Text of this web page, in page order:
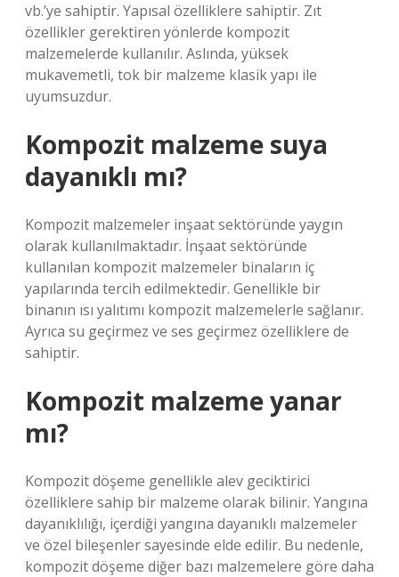
vb.’ye sahiptir. Yapısal özelliklere sahiptir. Zıt
özellikler gerektiren yönlerde kompozit
malzemelerde kullanılır. Aslında, yüksek
mukavemetli, tok bir malzeme klasik yapı ile
uyumsuzdur.
Kompozit malzeme suya
dayanıklı mı?
Kompozit malzemeler inşaat sektöründe yaygın
olarak kullanılmaktadır. İnşaat sektöründe
kullanılan kompozit malzemeler binaların iç
yapılarında tercih edilmektedir. Genellikle bir
binanın ısı yalıtımı kompozit malzemelerle sağlanır.
Ayrıca su geçirmez ve ses geçirmez özelliklere de
sahiptir.
Kompozit malzeme yanar
mı?
Kompozit döşeme genellikle alev geciktirici
özelliklere sahip bir malzeme olarak bilinir. Yangına
dayanıklılığı, içerdiği yangına dayanıklı malzemeler
ve özel bileşenler sayesinde elde edilir. Bu nedenle,
kompozit döşeme diğer bazı malzemelere göre daha